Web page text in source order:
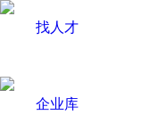
找人才
企业库